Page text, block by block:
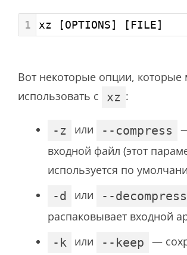
1 xz [OPTIONS] [FILE]
Вот некоторые опции,
использовать с
xz :
-z или --compress
входной файл (этот
используется по
-d
или --decompress
распаковывает входной
-k или --keep —